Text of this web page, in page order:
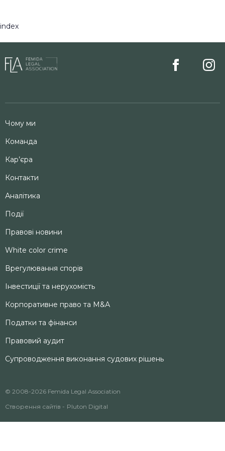
index
Чому ми
Команда
Кар’єра
Контакти
Аналітика
Події
Правові новини
White color crime
Врегулювання спорів
Інвестиції та нерухомість
Корпоративне право та M&А
Податки та фінанси
Правовий аудит
Супроводження виконання судових рішень
© 2008-2026 Femida Legal Association
Створення сайтів - Pluton Digital